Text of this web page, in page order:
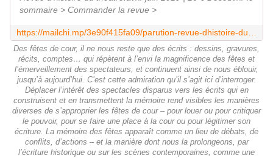
sommaire > Commander la revue >
Des fêtes de cour, il ne nous reste que des écrits : dessins, gravures,
récits, comptes… qui répètent à l’envi la magnificence des fêtes et
l’émerveillement des spectateurs, et continuent ainsi de nous éblouir,
jusqu’à aujourd’hui. C’est cette admiration qu’il s’agit ici d’interroger.
Déplacer l’intérêt des spectacles disparus vers les écrits qui en
construisent et en transmettent la mémoire rend visibles les manières
diverses de s’approprier les fêtes de cour – pour louer ou pour critiquer
le pouvoir, pour se faire une place à la cour ou pour légitimer son
écriture. La mémoire des fêtes apparaît comme un lieu de débats, de
conflits, d’actions – et la manière dont nous la prolongeons, par
l’écriture historique ou sur les scènes contemporaines, comme une